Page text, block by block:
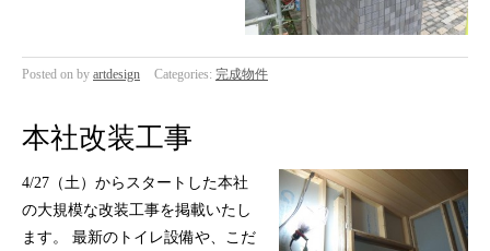
Posted on by artdesign Categories: 完成物件
本社改装工事
4/27（土）からスタートした本社
の大規模な改装工事を掲載いたし
ます。 最新のトイレ設備や、こだ